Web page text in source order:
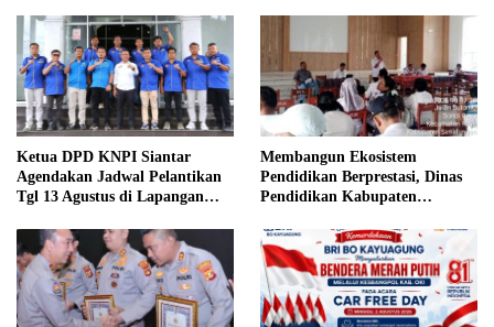
Ketua DPD KNPI Siantar
Agendakan Jadwal Pelantikan
Tgl 13 Agustus di Lapangan
Membangun Ekosistem
Pendidikan Berprestasi, Dinas
Pendidikan Kabupaten
MKKS dan KPKM RI Melalui
LCC Piala Bupati 2026